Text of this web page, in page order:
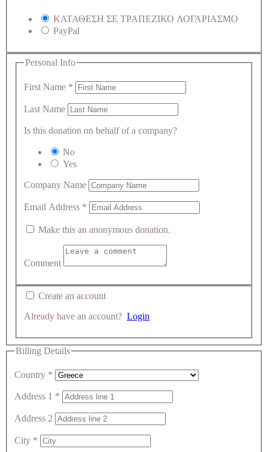
ΚΑΤΑΘΕΣΗ ΣΕ ΤΡΑΠΕΖΙΚΟ ΛΟΓΑΡΙΑΣΜΟ
PayPal
Personal Info
First Name *
Last Name
Is this donation on behalf of a company?
No
Yes
Company Name
Email Address *
Make this an anonymous donation.
Comment
Create an account
Already have an account? Login
Billing Details
Country *
Address 1 *
Address 2
City *